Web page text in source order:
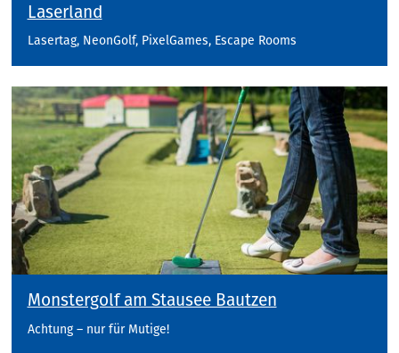
Laserland
Lasertag, NeonGolf, PixelGames, Escape Rooms
Monstergolf am Stausee Bautzen
Achtung – nur für Mutige!